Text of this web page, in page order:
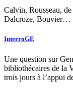
Calvin, Rousseau,
Dalcroze, Bouvier…
InterroGE
Une question sur
bibliothécaires de la
trois jours à l’appui